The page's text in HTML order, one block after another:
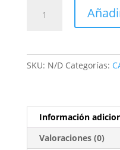
SKU: N/D Categorías:
Información
Valoraciones (0)